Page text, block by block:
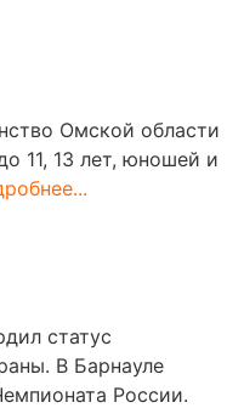
Омской области
11, 13 лет, юношей и
статус
В Барнауле
России.